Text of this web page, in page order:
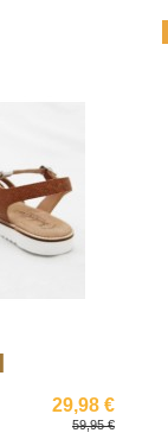
29,98 €
59,95 €